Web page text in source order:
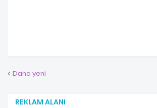
Daha yeni
REKLAM ALANI